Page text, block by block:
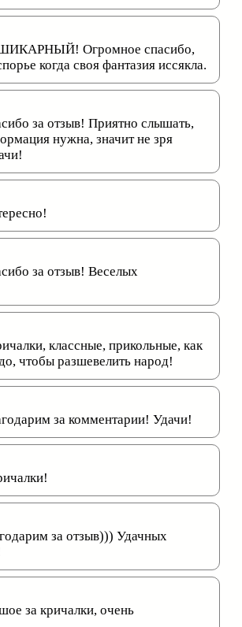
Огромное спасибо,
когда своя фантазия иссякла.
за отзыв! Приятно слышать,
нужна, значит не зря
за отзыв! Веселых
классные, прикольные, как
чтобы разшевелить народ!
за комментарии! Удачи!
за отзыв))) Удачных
за кричалки, очень